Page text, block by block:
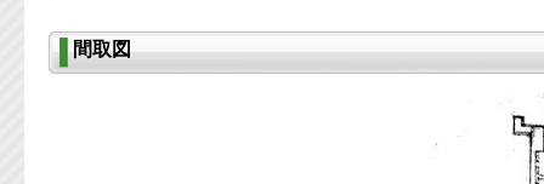
間取図